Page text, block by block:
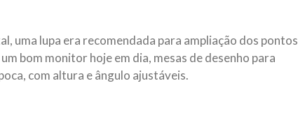
uma lupa era recomendada para ampliação dos pontos
bom monitor hoje em dia, mesas de desenho para
com altura e ângulo ajustáveis.